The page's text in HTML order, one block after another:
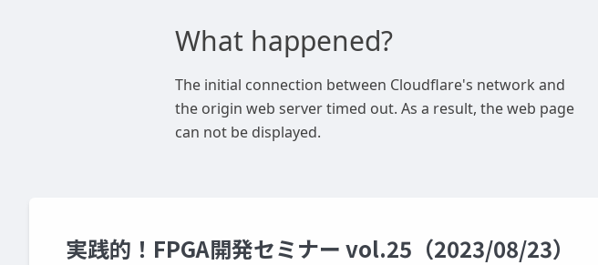
実践的！FPGA開発セミナー vol.25（2023/08/23）